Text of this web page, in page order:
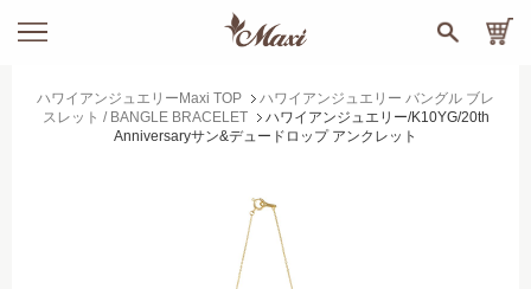
ハワイアンジュエリーMaxi TOP
ハワイアンジュエリー バングル ブレ
スレット / BANGLE BRACELET
ハワイアンジュエリー/K10YG/20th
Anniversaryサン&デュードロップ アンクレット